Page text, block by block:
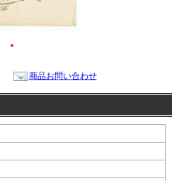
●
商品お問い合わせ